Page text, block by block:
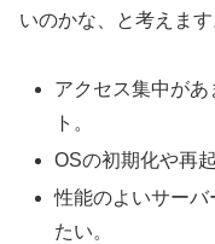
いのかな、と考えます
アクセス集中が
ト。
OSの初期化や再
性能のよいサー
たい。